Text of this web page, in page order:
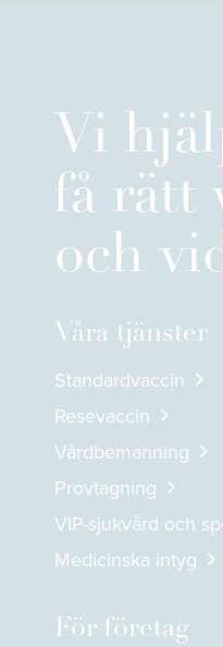
Vi
få rätt
och
Våra tjänster
Standardvaccin
Resevaccin
Vårdbemanning
Provtagning
VIP-sjukvård och
Medicinska intyg
För företag